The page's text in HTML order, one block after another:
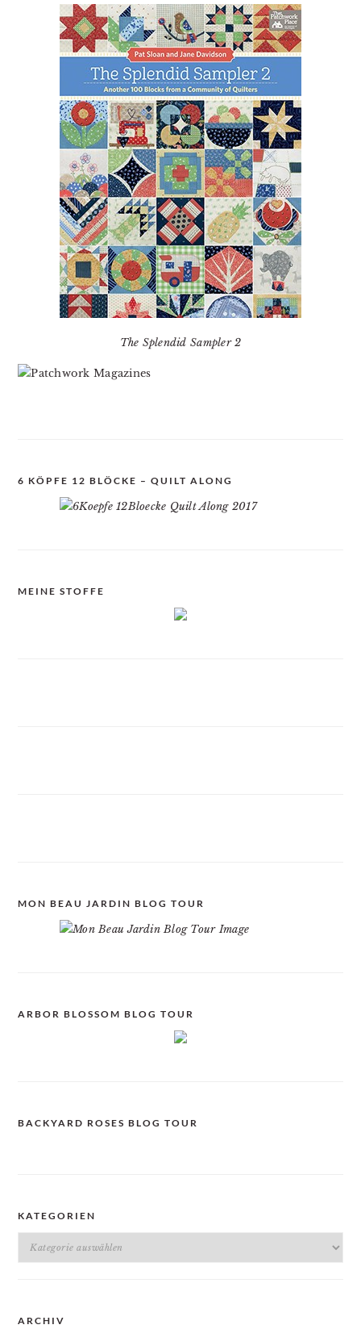
The Splendid Sampler 2
6 KÖPFE 12 BLÖCKE – QUILT ALONG
MEINE STOFFE
MON BEAU JARDIN BLOG TOUR
ARBOR BLOSSOM BLOG TOUR
BACKYARD ROSES BLOG TOUR
KATEGORIEN
Kategorien
ARCHIV